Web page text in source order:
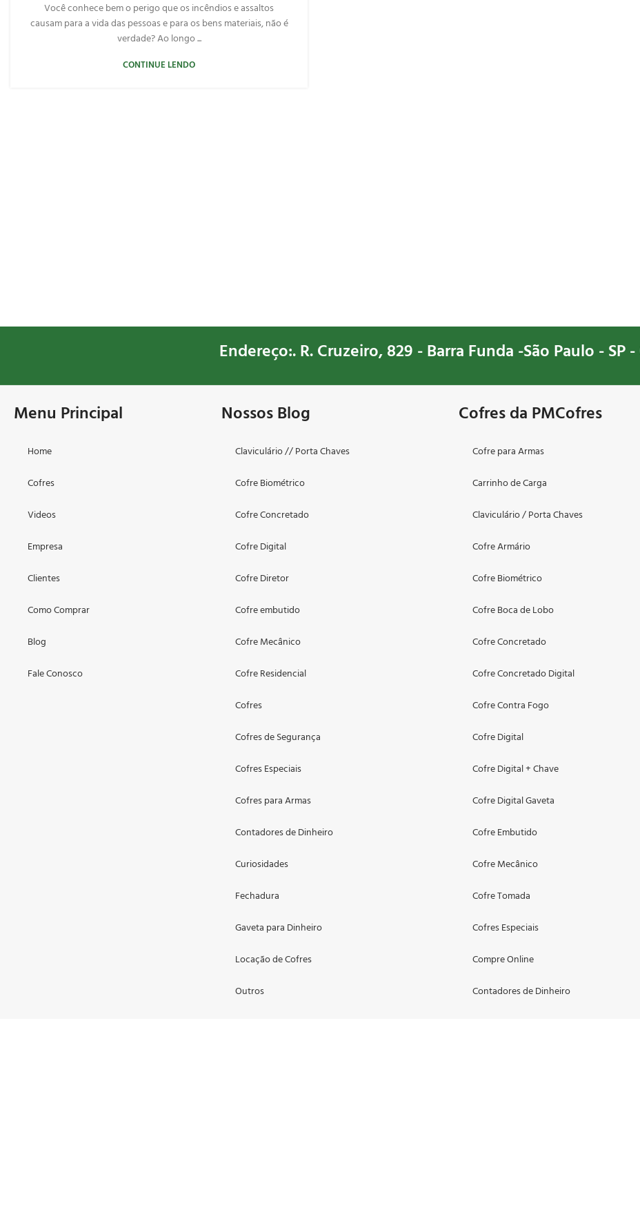
Você conhece bem o perigo que os incêndios e assaltos
causam para a vida das pessoas e para os bens materiais, não é
verdade? Ao longo ...
CONTINUE LENDO
Endereço:. R. Cruzeiro, 829 - Barra Funda -São Paulo - SP -
Menu Principal
Home
Cofres
Videos
Empresa
Clientes
Como Comprar
Blog
Fale Conosco
Nossos Blog
Claviculário // Porta Chaves
Cofre Biométrico
Cofre Concretado
Cofre Digital
Cofre Diretor
Cofre embutido
Cofre Mecânico
Cofre Residencial
Cofres
Cofres de Segurança
Cofres Especiais
Cofres para Armas
Contadores de Dinheiro
Curiosidades
Fechadura
Gaveta para Dinheiro
Locação de Cofres
Outros
Cofres da PMCofres
Cofre para Armas
Carrinho de Carga
Claviculário / Porta Chaves
Cofre Armário
Cofre Biométrico
Cofre Boca de Lobo
Cofre Concretado
Cofre Concretado Digital
Cofre Contra Fogo
Cofre Digital
Cofre Digital + Chave
Cofre Digital Gaveta
Cofre Embutido
Cofre Mecânico
Cofre Tomada
Cofres Especiais
Compre Online
Contadores de Dinheiro